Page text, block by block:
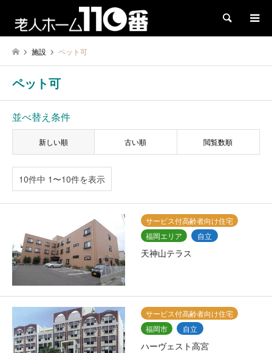
検索
施設 ペット可
ペット可
並べ替え条件
新しい順 古い順 閲覧数順
10件中 1〜10件を表示
サービス付高齢者向け住宅
福岡エリア
自立
天神山テラス
サービス付高齢者向け住宅
福岡市
自立
ハーヴェスト高宮